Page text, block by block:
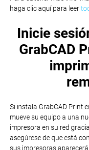
haga clic aquí para leer
Inicie
GrabCAD
Si instala GrabCAD Print
mueve su equipo a una
impresora en su red
asegúrese de que está
sus impresoras